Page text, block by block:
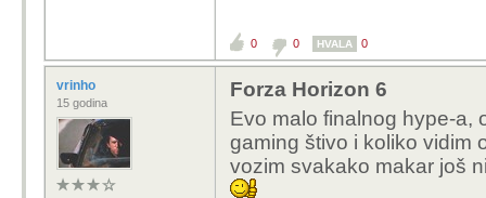
0 0 HVALA 0
vrinho
15 godina
Forza Horizon 6
Evo malo finalnog hype-a,
gaming štivo i koliko vidim
vozim svakako makar još